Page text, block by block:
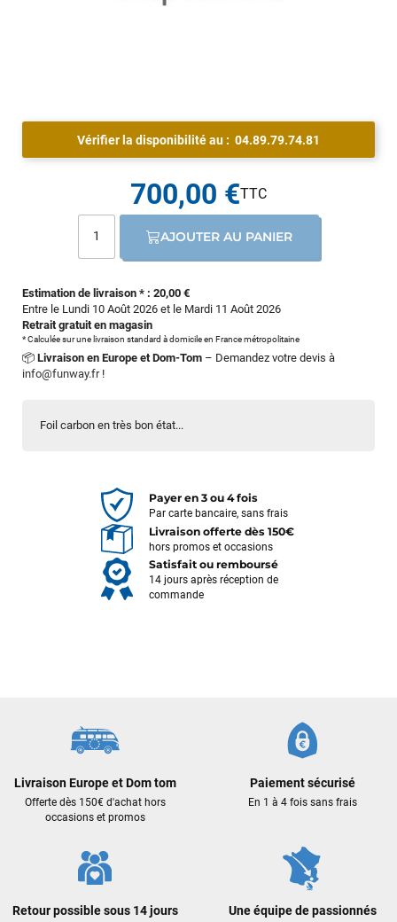
Foil carbon en très bon état...
Vérifier la disponibilité au : 04.89.79.74.81
Estimation de livraison * : 20,00 €
Entre le Lundi 10 Août 2026 et le Mardi 11 Août 2026
Retrait gratuit en magasin
* Calculée sur une livraison standard à domicile en France métropolitaine
📦 Livraison en Europe et Dom-Tom – Demandez votre devis à
info@funway.fr!
700,00 €
AJOUTER AU PANIER
Payer en 3 ou 4 fois
Par carte bancaire, sans frais
Livraison offerte dès 150€
hors promos et occasions
Satisfait ou remboursé
14 jours après réception de
commande
Livraison Europe et Dom tom
Offerte dès 150€ d'achat hors
occasions et promos
Paiement sécurisé
En 1 à 4 fois sans frais
Retour possible sous 14 jours Une équipe de passionnés
commande validée, le magasin m’a appelé pour confirmer
avec moi les caractéristiques des équipements, me conseiller
plus. Niveau réactivité, c’est au top : la commande est partie
le lendemain, et j’ai bien reçu tout le matériel dans un colis
propre et soigné. Plus qu’à tester ça sur l’eau ! Je
professionnalisme et sa réactivité.
Sébastien BACHELIER
il y a un mois